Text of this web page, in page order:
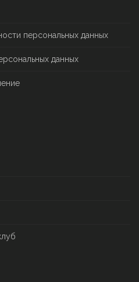
персональных данных
данных